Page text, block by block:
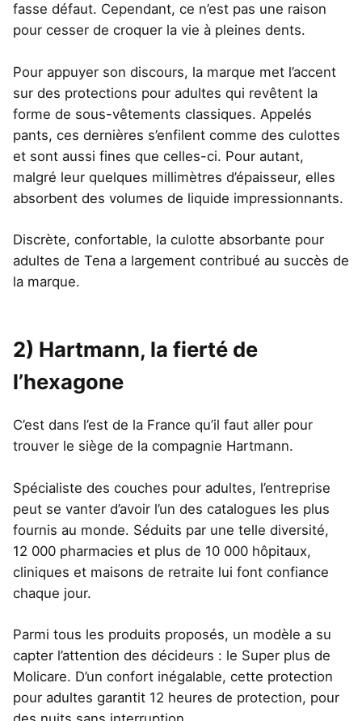
fasse défaut. Cependant, ce n’est pas une raison
pour cesser de croquer la vie à pleines dents.
Pour appuyer son discours, la marque met l’accent
sur des protections pour adultes qui revêtent la
forme de sous-vêtements classiques. Appelés
pants, ces dernières s’enfilent comme des culottes
et sont aussi fines que celles-ci. Pour autant,
malgré leur quelques millimètres d’épaisseur, elles
absorbent des volumes de liquide impressionnants.
Discrète, confortable, la culotte absorbante pour
adultes de Tena a largement contribué au succès de
la marque.
2) Hartmann, la fierté de
l’hexagone
C’est dans l’est de la France qu’il faut aller pour
trouver le siège de la compagnie Hartmann.
Spécialiste des couches pour adultes, l’entreprise
peut se vanter d’avoir l’un des catalogues les plus
fournis au monde. Séduits par une telle diversité,
12 000 pharmacies et plus de 10 000 hôpitaux,
cliniques et maisons de retraite lui font confiance
chaque jour.
Parmi tous les produits proposés, un modèle a su
capter l’attention des décideurs : le Super plus de
Molicare. D’un confort inégalable, cette protection
pour adultes garantit 12 heures de protection, pour